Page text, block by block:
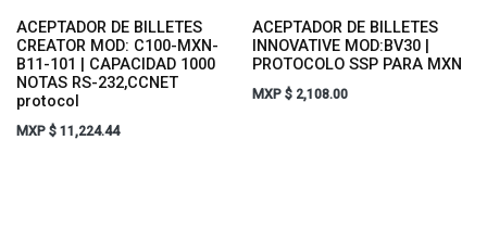
ACEPTADOR DE BILLETES
CREATOR MOD: C100-MXN-
B11-101 | CAPACIDAD 1000
NOTAS RS-232,CCNET
protocol
MXP $ 11,224.44
ACEPTADOR DE BILLETES
INNOVATIVE MOD:BV30 |
PROTOCOLO SSP PARA MXN
MXP $ 2,108.00